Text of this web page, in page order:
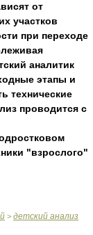
от
участков
при переходе
аналитик
этапы и
технические
проводится с
"взрослого"
> детский анализ